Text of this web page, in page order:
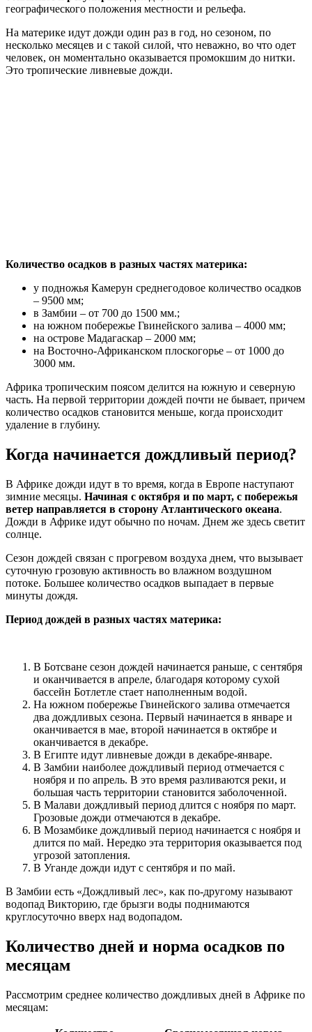
географического положения местности и рельефа.
На материке идут дожди один раз в год, но сезоном, по
несколько месяцев и с такой силой, что неважно, во что одет
человек, он моментально оказывается промокшим до нитки.
Это тропические ливневые дожди.
Количество осадков в разных частях материка:
у подножья Камерун среднегодовое количество осадков
– 9500 мм;
в Замбии – от 700 до 1500 мм.;
на южном побережье Гвинейского залива – 4000 мм;
на острове Мадагаскар – 2000 мм;
на Восточно-Африканском плоскогорье – от 1000 до
3000 мм.
Африка тропическим поясом делится на южную и северную
часть. На первой территории дождей почти не бывает, причем
количество осадков становится меньше, когда происходит
удаление в глубину.
Когда начинается дождливый период?
В Африке дожди идут в то время, когда в Европе наступают
зимние месяцы. Начиная с октября и по март, с побережья
ветер направляется в сторону Атлантического океана.
Дожди в Африке идут обычно по ночам. Днем же здесь светит
солнце.
Сезон дождей связан с прогревом воздуха днем, что вызывает
суточную грозовую активность во влажном воздушном
потоке. Большее количество осадков выпадает в первые
минуты дождя.
Период дождей в разных частях материка:
В Ботсване сезон дождей начинается раньше, с сентября
и оканчивается в апреле, благодаря которому сухой
бассейн Ботлетле стает наполненным водой.
На южном побережье Гвинейского залива отмечается
два дождливых сезона. Первый начинается в январе и
оканчивается в мае, второй начинается в октябре и
оканчивается в декабре.
В Египте идут ливневые дожди в декабре-январе.
В Замбии наиболее дождливый период отмечается с
ноября и по апрель. В это время разливаются реки, и
большая часть территории становится заболоченной.
В Малави дождливый период длится с ноября по март.
Грозовые дожди отмечаются в декабре.
В Мозамбике дождливый период начинается с ноября и
длится по май. Нередко эта территория оказывается под
угрозой затопления.
В Уганде дожди идут с сентября и по май.
В Замбии есть «Дождливый лес», как по-другому называют
водопад Викторию, где брызги воды поднимаются
круглосуточно вверх над водопадом.
Количество дней и норма осадков по
месяцам
Рассмотрим среднее количество дождливых дней в Африке по
месяцам: